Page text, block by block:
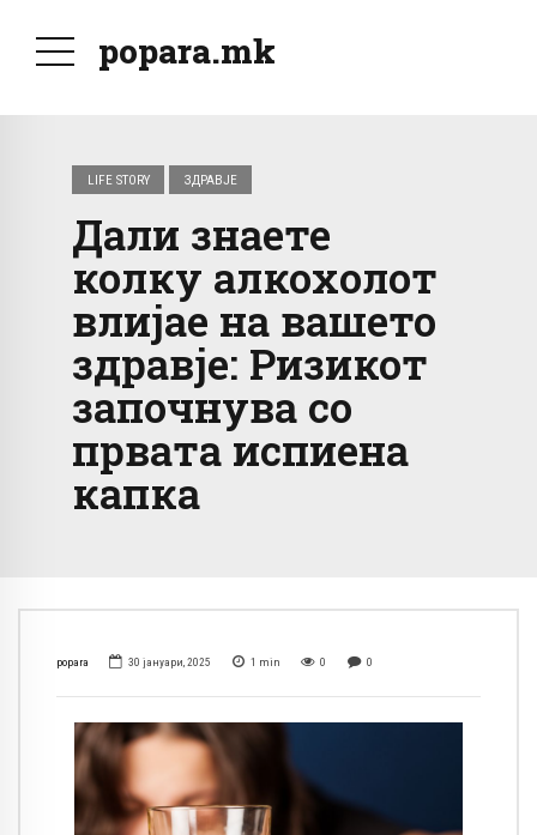
popara.mk
LIFE STORY ЗДРАВЈЕ
Дали знаете
колку алкохолот
влијае на вашето
здравје: Ризикот
започнува со
првата испиена
капка
popara 30 јануари, 2025 1 min 0 0